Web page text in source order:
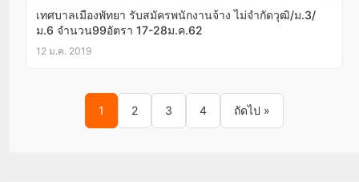
เทศบาลเมืองพัทยา รับสมัครพนักงานจ้าง ไม่จำกัดวุฒิ/ม.3/
ม.6 จำนวน99อัตรา 17-28ม.ค.62
12 ม.ค. 2019
Posts pagination
1 2 3 4 ถัดไป »